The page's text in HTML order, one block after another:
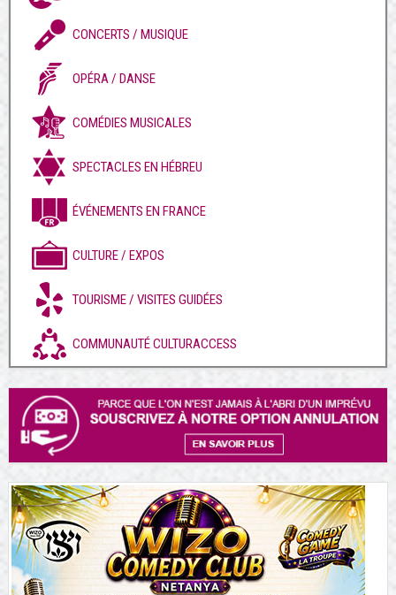
CONCERTS / MUSIQUE
OPÉRA / DANSE
COMÉDIES MUSICALES
SPECTACLES EN HÉBREU
ÉVÉNEMENTS EN FRANCE
CULTURE / EXPOS
TOURISME / VISITES GUIDÉES
COMMUNAUTÉ CULTURACCESS